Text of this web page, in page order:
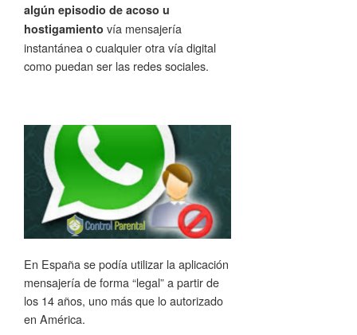
algún episodio de acoso u
hostigamiento vía mensajería
instantánea o cualquier otra vía digital
como puedan ser las redes sociales.
En España se podía utilizar la aplicación
mensajería de forma “legal” a partir de
los 14 años, uno más que lo autorizado
en América.